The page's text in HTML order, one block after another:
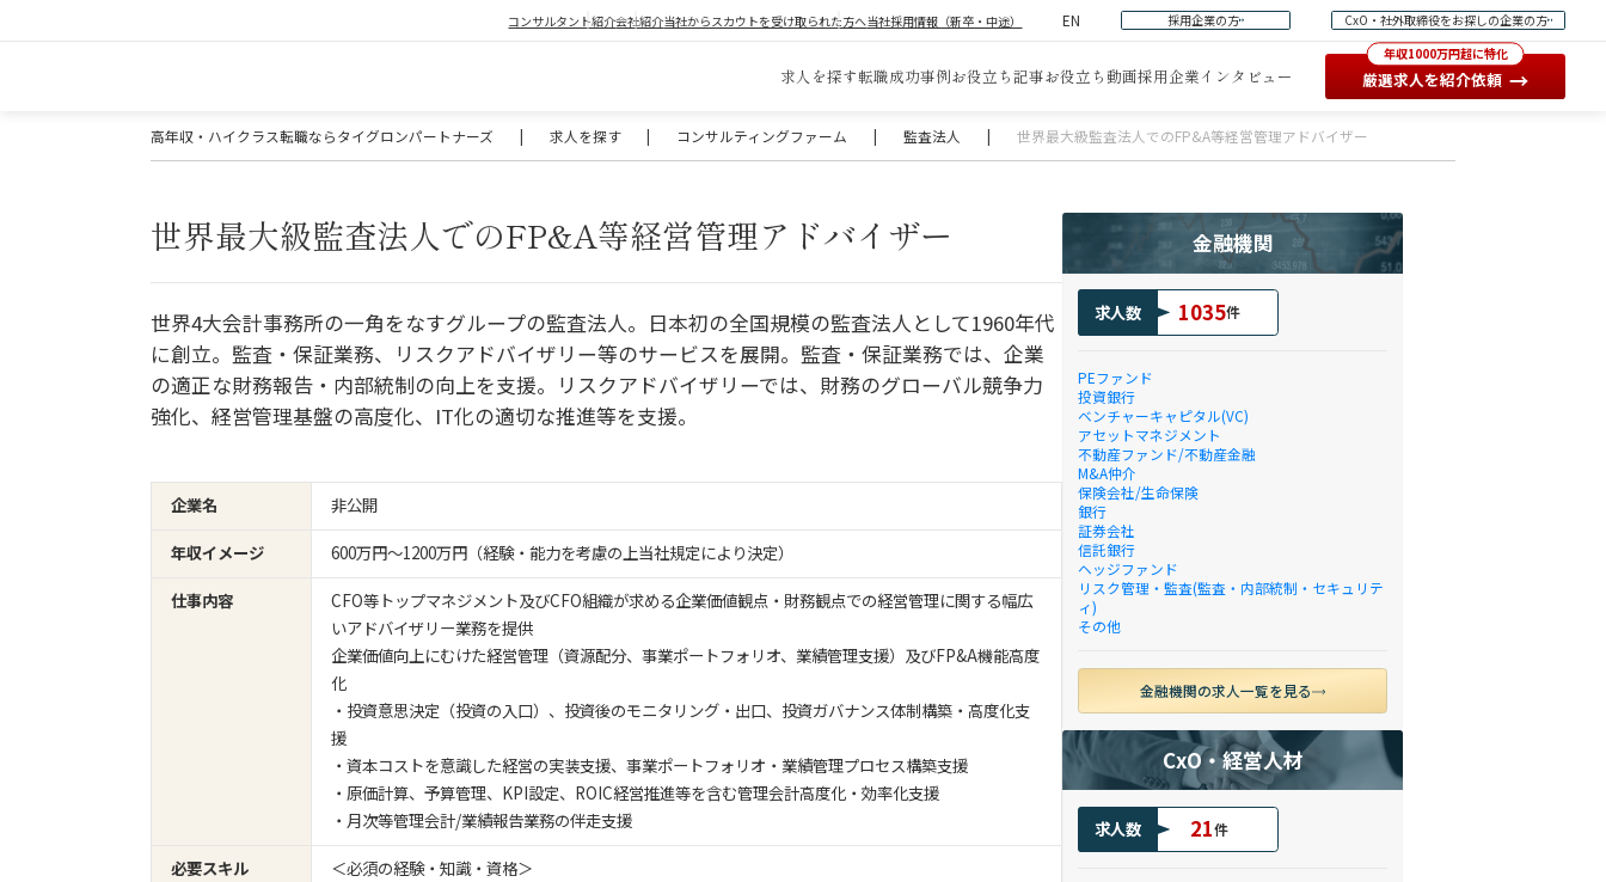
コンサルタント紹介会社紹介当社からスカウトを受け取られた方へ当社採用情報（新卒・中途） EN 採用企業の方 CxO・社外取締役をお探しの企業の方
求人を探す転職成功事例お役立ち記事お役立ち動画採用企業インタビュー
年収1000万円超に特化
厳選求人を紹介依頼 →
高年収・ハイクラス転職ならタイグロンパートナーズ | 求人を探す | コンサルティングファーム | 監査法人 | 世界最大級監査法人でのFP&A等経営管理アドバイザー
世界最大級監査法人でのFP&A等経営管理アドバイザー
世界4大会計事務所の一角をなすグループの監査法人。日本初の全国規模の監査法人として1960年代
に創立。監査・保証業務、リスクアドバイザリー等のサービスを展開。監査・保証業務では、企業
の適正な財務報告・内部統制の向上を支援。リスクアドバイザリーでは、財務のグローバル競争力
強化、経営管理基盤の高度化、IT化の適切な推進等を支援。
企業名
非公開
年収イメージ
600万円〜1200万円（経験・能力を考慮の上当社規定により決定）
仕事内容
CFO等トップマネジメント及びCFO組織が求める企業価値観点・財務観点での経営管理に関する幅広
いアドバイザリー業務を提供
企業価値向上にむけた経営管理（資源配分、事業ポートフォリオ、業績管理支援）及びFP&A機能高度
化
・投資意思決定（投資の入口）、投資後のモニタリング・出口、投資ガバナンス体制構築・高度化支
援
・資本コストを意識した経営の実装支援、事業ポートフォリオ・業績管理プロセス構築支援
・原価計算、予算管理、KPI設定、ROIC経営推進等を含む管理会計高度化・効率化支援
・月次等管理会計/業績報告業務の伴走支援
必要スキル
＜必須の経験・知識・資格＞
金融機関
求人数 1035件
PEファンド
投資銀行
ベンチャーキャピタル(VC)
アセットマネジメント
不動産ファンド/不動産金融
M&A仲介
保険会社/生命保険
銀行
証券会社
信託銀行
ヘッジファンド
リスク管理・監査(監査・内部統制・セキュリテ
ィ)
その他
金融機関の求人一覧を見る
CxO・経営人材
求人数 21件